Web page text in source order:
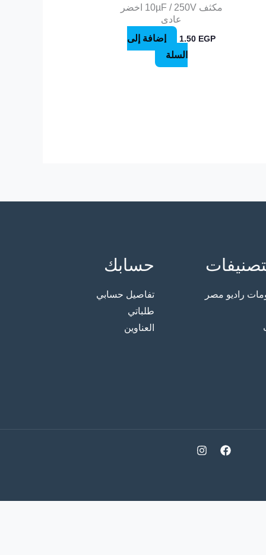
مكثف 10µF / 250V اخضر
عادى
1.50 EGP
إضافة إلى
السلة
راديو مصر
حسابك
تفاصيل حسابي
طلباتي
العناوين